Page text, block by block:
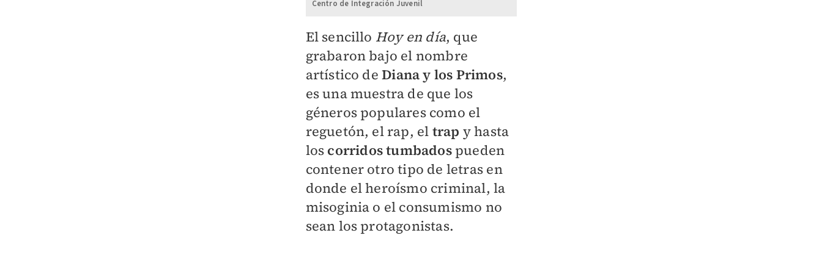
Centro de Integración Juvenil
El sencillo Hoy en día, que
grabaron bajo el nombre
artístico deDiana y los Primos,
es una muestra de que los
géneros populares como el
reguetón, el rap, el trap y hasta
los corridos tumbadospueden
contener otro tipo de letras en
donde el heroísmo criminal, la
misoginia o el consumismo no
sean los protagonistas.